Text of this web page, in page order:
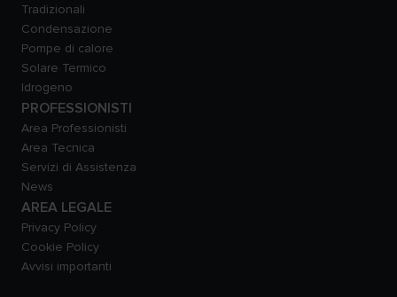
Tradizionali
Condensazione
Pompe di calore
Solare Termico
Idrogeno
PROFESSIONISTI
Area Professionisti
Area Tecnica
Servizi di Assistenza
News
AREA LEGALE
Privacy Policy
Cookie Policy
Avvisi importanti